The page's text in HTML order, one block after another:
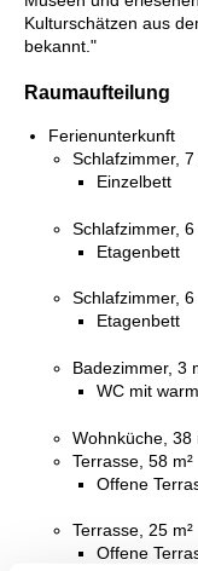
Kulturschätzen aus
bekannt."
Raumaufteilung
Ferienunterkunft
Schlafzimmer,
Einzelbett
Schlafzimmer,
Etagenbett
Schlafzimmer,
Etagenbett
Badezimmer, 3
WC mit
Wohnküche, 38
Terrasse, 58 m²
Offene
Terrasse, 25 m²
Offene